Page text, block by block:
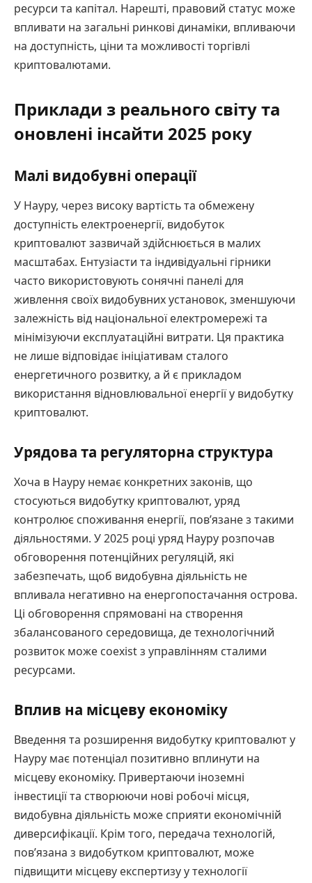
ресурси та капітал. Нарешті, правовий статус може
впливати на загальні ринкові динаміки, впливаючи
на доступність, ціни та можливості торгівлі
криптовалютами.
Приклади з реального світу та
оновлені інсайти 2025 року
Малі видобувні операції
У Науру, через високу вартість та обмежену
доступність електроенергії, видобуток
криптовалют зазвичай здійснюється в малих
масштабах. Ентузіасти та індивідуальні гірники
часто використовують сонячні панелі для
живлення своїх видобувних установок, зменшуючи
залежність від національної електромережі та
мінімізуючи експлуатаційні витрати. Ця практика
не лише відповідає ініціативам сталого
енергетичного розвитку, а й є прикладом
використання відновлювальної енергії у видобутку
криптовалют.
Урядова та регуляторна структура
Хоча в Науру немає конкретних законів, що
стосуються видобутку криптовалют, уряд
контролює споживання енергії, пов’язане з такими
діяльностями. У 2025 році уряд Науру розпочав
обговорення потенційних регуляцій, які
забезпечать, щоб видобувна діяльність не
впливала негативно на енергопостачання острова.
Ці обговорення спрямовані на створення
збалансованого середовища, де технологічний
розвиток може coexist з управлінням сталими
ресурсами.
Вплив на місцеву економіку
Введення та розширення видобутку криптовалют у
Науру має потенціал позитивно вплинути на
місцеву економіку. Привертаючи іноземні
інвестиції та створюючи нові робочі місця,
видобувна діяльність може сприяти економічній
диверсифікації. Крім того, передача технологій,
пов’язана з видобутком криптовалют, може
підвищити місцеву експертизу у технології